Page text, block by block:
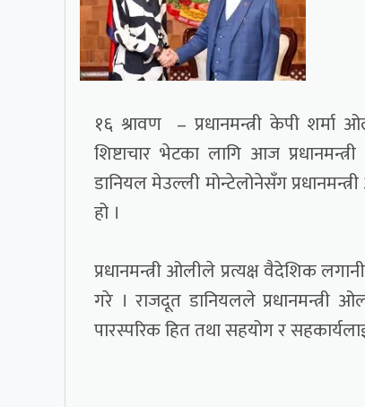
१६ श्रावण – प्रधानमन्त्री केपी शर्मा
शिष्टाचार भेटका लागि आज
डानियल मेउल्ली मोन्टेलोनेसँग
हो ।
प्रधानमन्त्री ओलीले प्रत्यक्ष वैदेशिक
गरे । राजदूत डानियलले प्रधानमन्त्री
पारस्परिक हित तथा सहयोग र